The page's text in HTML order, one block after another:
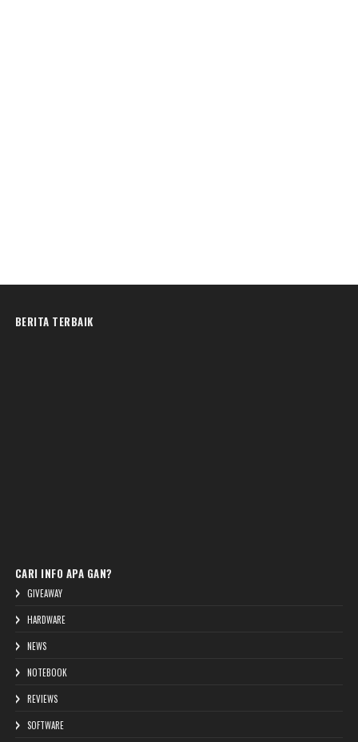
BERITA TERBAIK
CARI INFO APA GAN?
GIVEAWAY
HARDWARE
NEWS
NOTEBOOK
REVIEWS
SOFTWARE